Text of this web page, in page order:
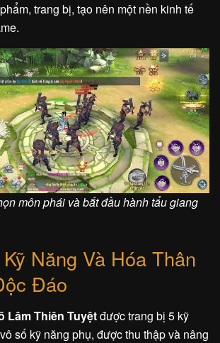
trang bị, tạo nên một nền kinh tế
môn phái và bắt đầu hành tẩu giang
Năng Và Hóa Thân
Đáo
Lâm Thiên Tuyệtđược trang bị 5 kỹ
số kỹ năng phụ, được thu thập và nâng